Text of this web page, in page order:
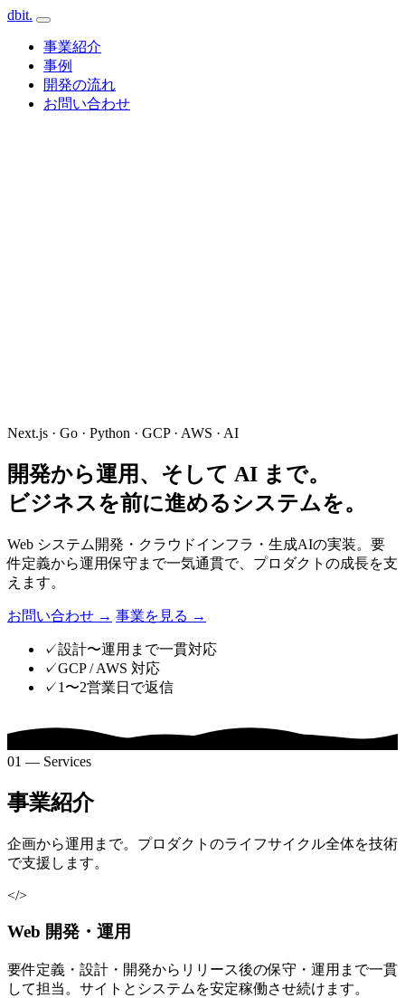
dbit.
事業紹介
事例
開発の流れ
お問い合わせ
Next.js · Go · Python · GCP · AWS · AI
開発から運用、そして AI まで。
ビジネスを前に進めるシステムを。
Web システム開発・クラウドインフラ・生成AIの実装。要
件定義から運用保守まで一気通貫で、プロダクトの成長を支
えます。
お問い合わせ → 事業を見る →
✓設計〜運用まで一貫対応
✓GCP / AWS 対応
✓1〜2営業日で返信
01 — Services
事業紹介
企画から運用まで。プロダクトのライフサイクル全体を技術
で支援します。
</>
Web 開発・運用
要件定義・設計・開発からリリース後の保守・運用まで一貫
して担当。サイトとシステムを安定稼働させ続けます。